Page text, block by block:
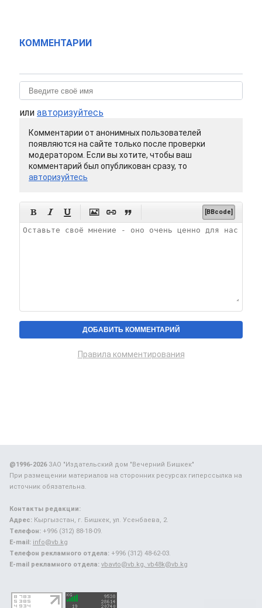
КОММЕНТАРИИ
или авторизуйтесь
Комментарии от анонимных пользователей
появляются на сайте только после проверки
модератором. Если вы хотите, чтобы ваш
комментарий был опубликован сразу, то
авторизуйтесь
      [BBcode]
Правила комментирования
@1996-2026ЗАО "Издательский дом "Вечерний Бишкек"
При размещении материалов на сторонних ресурсах гиперссылка на
источник обязательна.
Контакты редакции:
Адрес: Кыргызстан, г. Бишкек, ул. Усенбаева, 2.
Телефон: +996 (312) 88-18-09.
E-mail: info@vb.kg
Телефон рекламного отдела: +996 (312) 48-62-03.
E-mail рекламного отдела: vbavto@vb.kg, vb48k@vb.kg